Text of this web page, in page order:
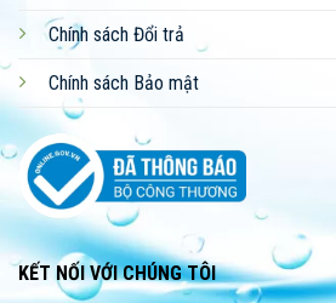
Chính sách Đổi trả
Chính sách Bảo mật
KẾT NỐI VỚI CHÚNG TÔI